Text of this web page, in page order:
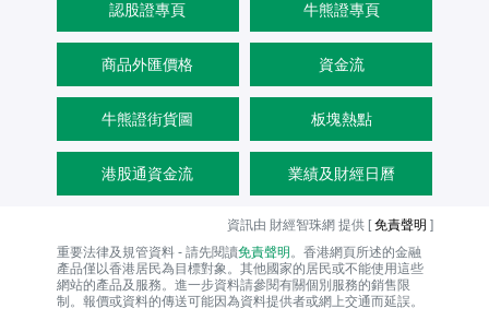
認股證專頁 牛熊證專頁
商品外匯價格 資金流
牛熊證街貨圖 板塊熱點
港股通資金流 業績及財經日曆
資訊由 財經智珠網 提供 [免責聲明 ]
重要法律及規管資料 - 請先閱讀免責聲明 。香港網頁所述的金融
產品僅以香港居民為目標對象。其他國家的居民或不能使用這些
網站的產品及服務。進一步資料請參閱有關個別服務的銷售限
制。報價或資料的傳送可能因為資料提供者或網上交通而延誤。